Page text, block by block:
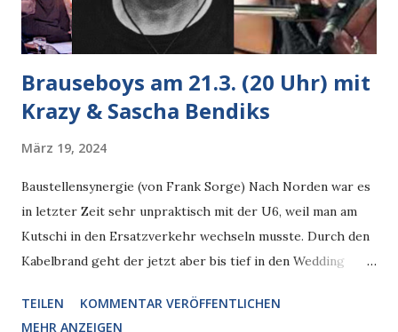
noch unter eine Wärmelamp...
Brauseboys am 21.3. (20 Uhr) mit
Krazy & Sascha Bendiks
März 19, 2024
Baustellensynergie (von Frank Sorge) Nach Norden war es
in letzter Zeit sehr unpraktisch mit der U6, weil man am
Kutschi in den Ersatzverkehr wechseln musste. Durch den
Kabelbrand geht der jetzt aber bis tief in den Wedding
wieder attraktiv. Außerdem sind Streckenteile, bei denen
TEILEN
KOMMENTAR VERÖFFENTLICHEN
MEHR ANZEIGEN